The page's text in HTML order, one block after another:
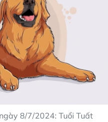
8/7/2024: Tuổi Tuất